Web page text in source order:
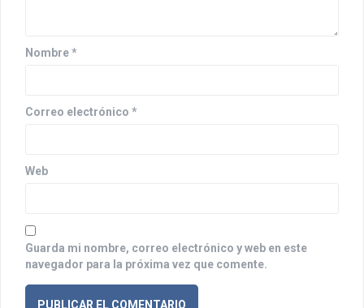
e
t
a
d
s
Nombre*
Correo electrónico *
Web
Guarda mi nombre, correo electrónico y web en este
navegador para la próxima vez que comente.